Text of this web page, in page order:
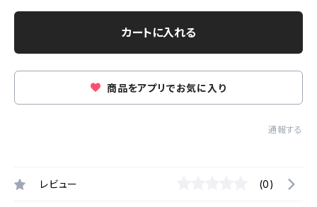
カートに入れる
商品をアプリでお気に入り
通報する
レビュー (0)